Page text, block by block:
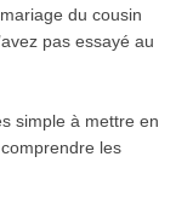
du cousin
pas essayé au
simple à mettre en
les